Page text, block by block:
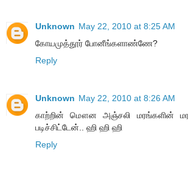
Unknown May 22, 2010 at 8:25 AM
கோயமுத்தூர் போனீங்களாண்ணே?
Reply
Unknown May 22, 2010 at 8:26 AM
காற்றின் மௌன அஞ்சலி மரங்களின்
படிச்சிட்டேன்.. ஹி ஹி ஹி
Reply